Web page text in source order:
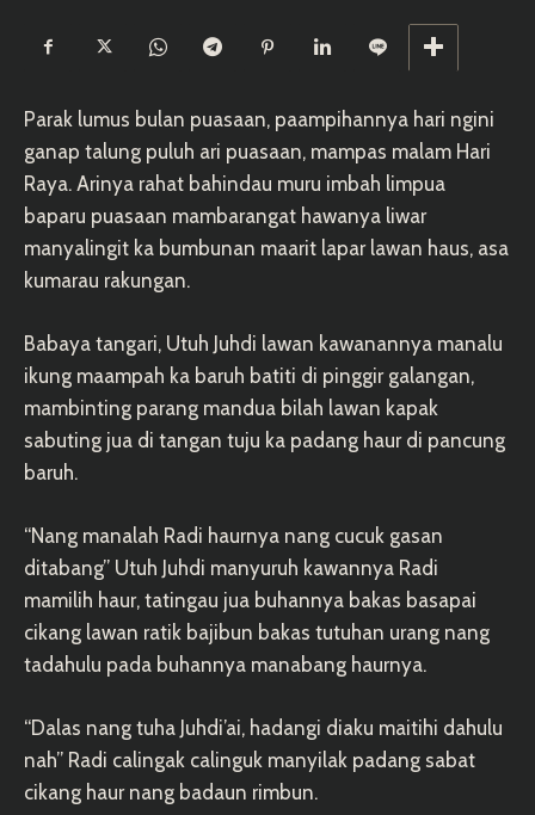
Parak lumus bulan puasaan, paampihannya hari ngini
ganap talung puluh ari puasaan, mampas malam Hari
Raya. Arinya rahat bahindau muru imbah limpua
baparu puasaan mambarangat hawanya liwar
manyalingit ka bumbunan maarit lapar lawan haus, asa
kumarau rakungan.
Babaya tangari, Utuh Juhdi lawan kawanannya manalu
ikung maampah ka baruh batiti di pinggir galangan,
mambinting parang mandua bilah lawan kapak
sabuting jua di tangan tuju ka padang haur di pancung
baruh.
“Nang manalah Radi haurnya nang cucuk gasan
ditabang” Utuh Juhdi manyuruh kawannya Radi
mamilih haur, tatingau jua buhannya bakas basapai
cikang lawan ratik bajibun bakas tutuhan urang nang
tadahulu pada buhannya manabang haurnya.
“Dalas nang tuha Juhdi’ai, hadangi diaku maitihi dahulu
nah” Radi calingak calinguk manyilak padang sabat
cikang haur nang badaun rimbun.